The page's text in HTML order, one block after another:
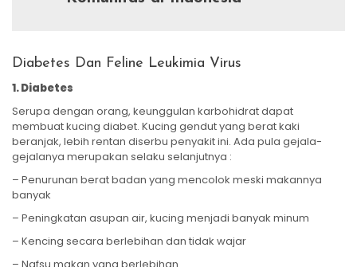
Diabetes Dan Feline Leukimia Virus
1. Diabetes
Serupa dengan orang, keunggulan karbohidrat dapat
membuat kucing diabet. Kucing gendut yang berat kaki
beranjak, lebih rentan diserbu penyakit ini. Ada pula gejala-
gejalanya merupakan selaku selanjutnya :
– Penurunan berat badan yang mencolok meski makannya
banyak
– Peningkatan asupan air, kucing menjadi banyak minum
– Kencing secara berlebihan dan tidak wajar